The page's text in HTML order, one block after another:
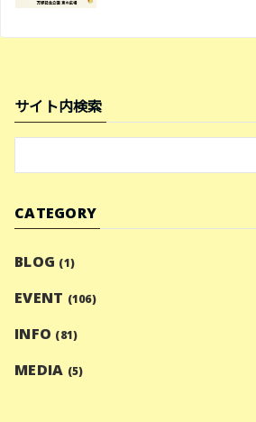
サイト内検索
CATEGORY
BLOG (1)
EVENT (106)
INFO (81)
MEDIA (5)